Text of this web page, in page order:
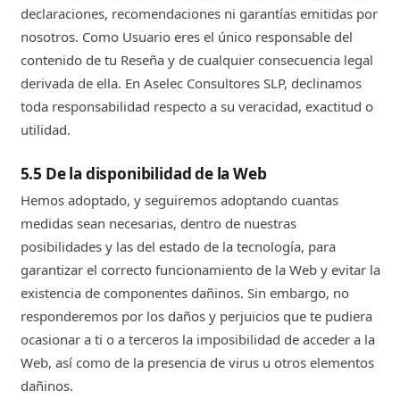
declaraciones, recomendaciones ni garantías emitidas por
nosotros. Como Usuario eres el único responsable del
contenido de tu Reseña y de cualquier consecuencia legal
derivada de ella. En Aselec Consultores SLP, declinamos
toda responsabilidad respecto a su veracidad, exactitud o
utilidad.
5.5 De la disponibilidad de la Web
Hemos adoptado, y seguiremos adoptando cuantas
medidas sean necesarias, dentro de nuestras
posibilidades y las del estado de la tecnología, para
garantizar el correcto funcionamiento de la Web y evitar la
existencia de componentes dañinos. Sin embargo, no
responderemos por los daños y perjuicios que te pudiera
ocasionar a ti o a terceros la imposibilidad de acceder a la
Web, así como de la presencia de virus u otros elementos
dañinos.